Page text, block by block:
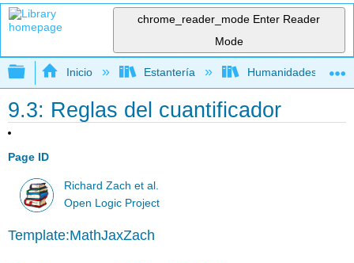
chrome_reader_mode Enter Reader
Mode
Expandir/contraer jerarquía global
Inicio Estantería Humanidades
9.3: Reglas del cuantificador
Page ID
Richard Zach et al.
Open Logic Project
Template:MathJaxZach